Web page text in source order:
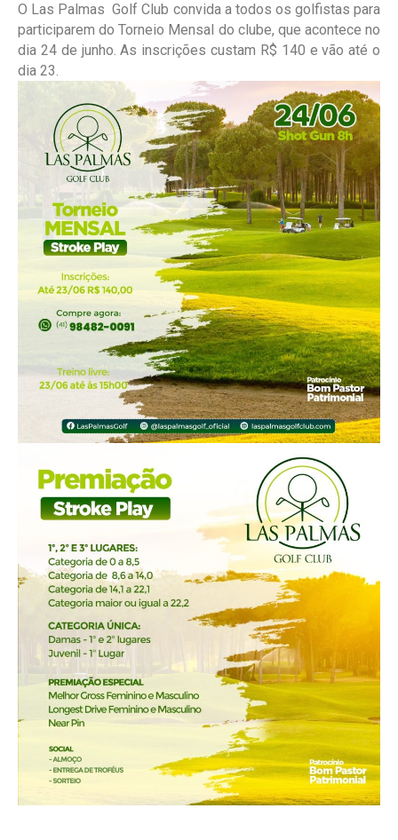
O Las Palmas Golf Club convida a todos os golfistas para
participarem do Torneio Mensal do clube, que acontece no
dia 24 de junho. As inscrições custam R$ 140 e vão até o
dia 23.